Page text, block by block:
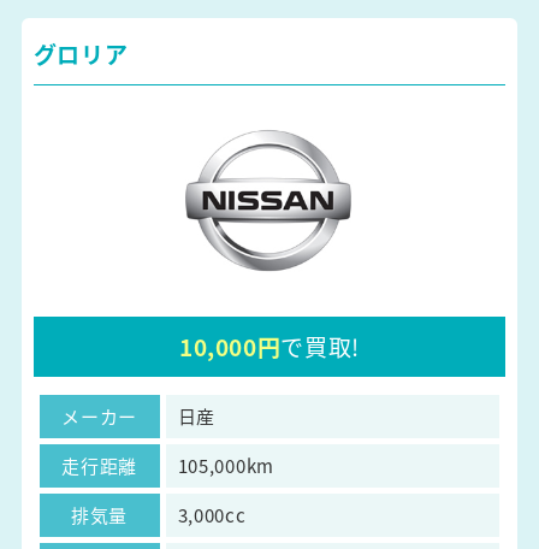
グロリア
10,000円で買取!
メーカー
日産
走行距離
105,000km
排気量
3,000cc